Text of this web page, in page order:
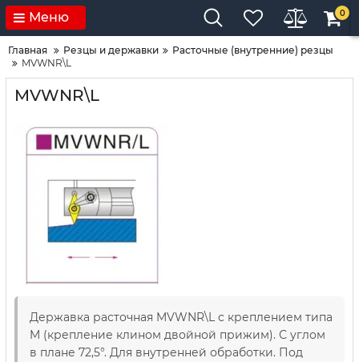
Меню 0
Главная Резцы и державки
Расточные (внутренние) резцы
MVWNR\L
MVWNR\L
Державка расточная MVWNR\L с креплением типа
M (крепление клином двойной прижим). С углом
в плане 72,5°. Для внутренней обработки. Под